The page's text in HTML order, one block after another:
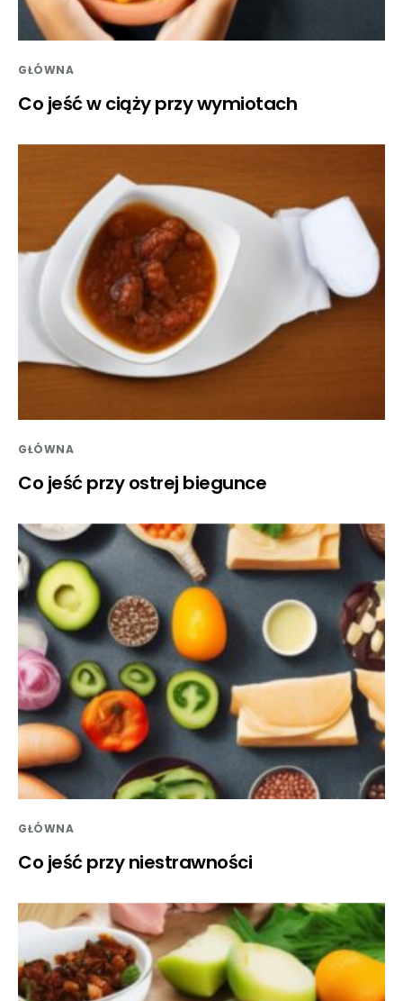
GŁÓWNA
Co jeść w ciąży przy wymiotach
GŁÓWNA
Co jeść przy ostrej biegunce
GŁÓWNA
Co jeść przy niestrawności